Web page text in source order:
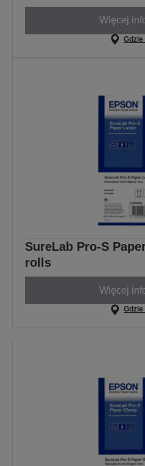
Więcej
SureLab Pro-S
rolls
Więcej